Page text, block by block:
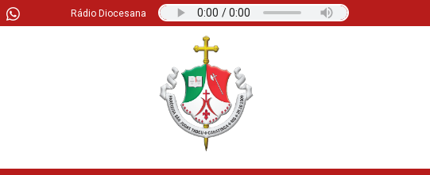
Rádio Diocesana